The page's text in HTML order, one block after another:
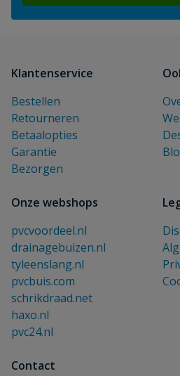
Klantenservice
Bestellen
Retourneren
Betaalopties
Garantie
Bezorgen
Onze webshops
pvcvoordeel.nl
drainagebuizen.nl
tyleenslang.nl
pvcbuis.com
schrikdraad.net
haxo.nl
pvc24.nl
Contact